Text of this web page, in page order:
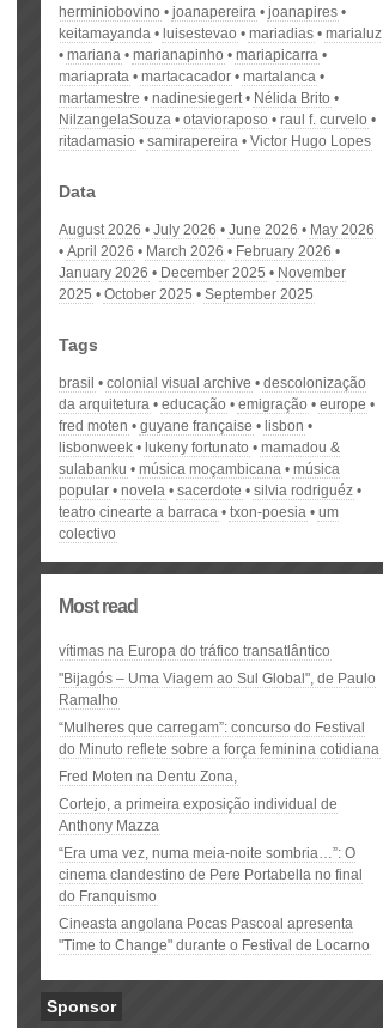
herminiobovino
joanapereira
joanapires
keitamayanda
luisestevao mariadias
marialuz
mariana
marianapinho
mariapicarra
mariaprata
martacacador
martalanca
martamestre
nadinesiegert
Nélida Brito
NilzangelaSouza
otavioraposo
raul f. curvelo
ritadamasio
samirapereira Victor Hugo Lopes
Data
August 2026 July 2026 June 2026
May 2026
April 2026
March 2026
February 2026
January 2026
December 2025
November
2025
October 2025 September 2025
Tags
brasil colonial visual archive
descolonização
da arquitetura
educação emigração
europe
fred moten
guyane française
lisbon
lisbonweek
lukeny fortunato
mamadou &
sulabanku
música moçambicana
música
popular
novela sacerdote
silvia rodriguéz
teatro cinearte a barraca
txon-poesia
um
colectivo
Most read
vítimas na Europa do tráfico transatlântico
"Bijagós – Uma Viagem ao Sul Global", de Paulo
Ramalho
“Mulheres que carregam”: concurso do Festival
do Minuto reflete sobre a força feminina cotidiana
Fred Moten na Dentu Zona,
Cortejo, a primeira exposição individual de
Anthony Mazza
“Era uma vez, numa meia-noite sombria…”: O
cinema clandestino de Pere Portabella no final
do Franquismo
Cineasta angolana Pocas Pascoal apresenta
"Time to Change" durante o Festival de Locarno
Sponsor